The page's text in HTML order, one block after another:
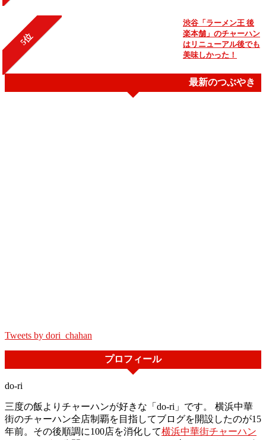
5位
渋谷「ラーメン王 後
楽本舗」のチャーハン
はリニューアル後でも
美味しかった！
最新のつぶやき
Tweets by dori_chahan
プロフィール
do-ri
三度の飯よりチャーハンが好きな「do-ri」です。 横浜中華
街のチャーハン全店制覇を目指してブログを開設したのが15
年前。その後順調に100店を消化して横浜中華街チャーハン